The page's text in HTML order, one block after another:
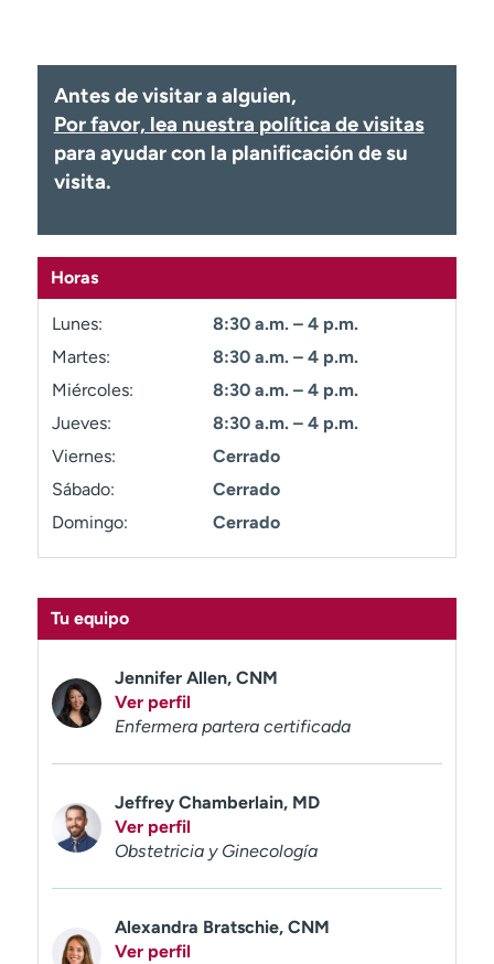
Atención a medios de
comunicación
Asistencia financiera
Contáctenos Noticias e historias
Antes de visitar a alguien,
Por favor, lea nuestra política de visitas
para ayudar con la planificación de su
visita.
Horas
Lunes:
8:30 a.m. – 4 p.m.
Martes:
8:30 a.m. – 4 p.m.
Miércoles:
8:30 a.m. – 4 p.m.
Jueves:
8:30 a.m. – 4 p.m.
Viernes:
Cerrado
Sábado:
Cerrado
Domingo:
Cerrado
Tu equipo
Jennifer Allen, CNM
Ver perfil
Enfermera partera certificada
Jeffrey Chamberlain, MD
Ver perfil
Obstetricia y Ginecología
Alexandra Bratschie, CNM
Ver perfil